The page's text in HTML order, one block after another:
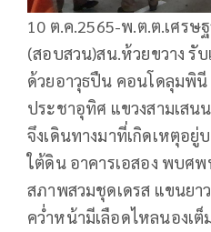
10 ต.ค.2565-พ.ต.ต.เศรษ
(สอบสวน)สน.ห้วยขวาง รั
ด้วยอาวุธปืน คอนโดลุมพิ
ประชาอุทิศ แขวงสามเสน
จึงเดินทางมาที่เกิดเหตุอยู่
ใต้ดิน อาคารเอสอง พบศ
สภาพสวมชุดเดรส แขนยา
คว่ำหน้ามีเลือดไหลนองเ